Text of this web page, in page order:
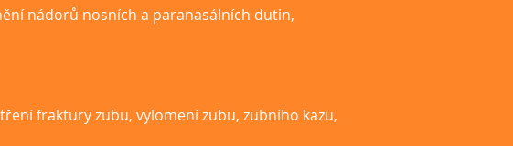
nádorů nosních a paranasálních dutin,
fraktury zubu, vylomení zubu, zubního kazu,